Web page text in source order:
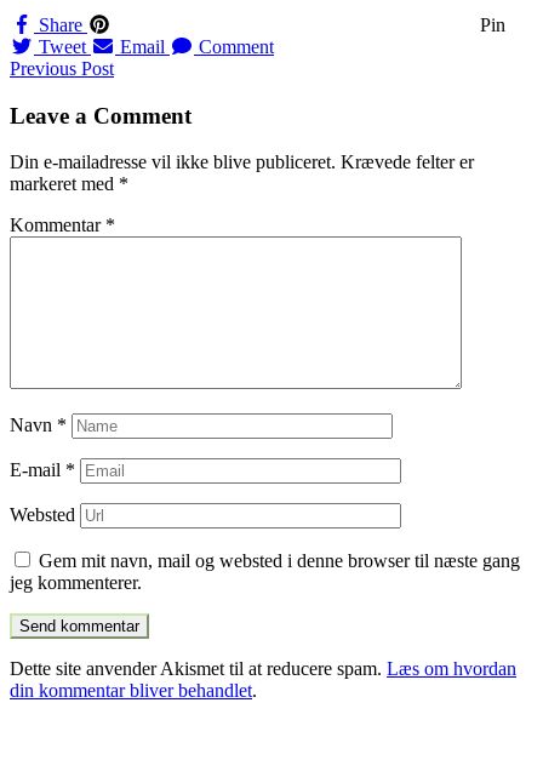
Share
Pin
Tweet
Email Comment
Navigation
til
Previous Post
Leave a Comment
Din e-mailadresse vil ikke blive publiceret. Krævede felter er
markeret med *
Kommentar *
Navn *
E-mail *
Websted
Gem mit navn, mail og websted i denne browser til næste gang
jeg kommenterer.
Dette site anvender Akismet til at reducere spam. Læs om hvordan
din kommentar bliver behandlet.